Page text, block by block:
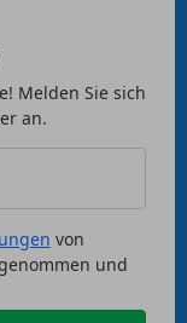
Melden Sie sich
an.
von
und